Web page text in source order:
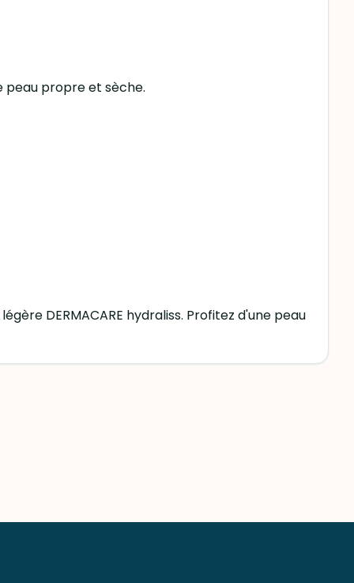
peau propre et sèche.
DERMACARE hydraliss. Profitez d'une peau